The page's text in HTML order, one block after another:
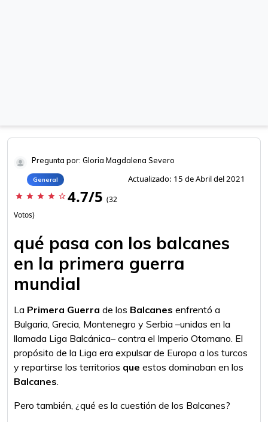
Pregunta por: Gloria Magdalena Severo
General Actualizado: 15 de Abril del 2021
star star star star star_border 4.7/5 (32
Votos)
qué pasa con los balcanes
en la primera guerra
mundial
La Primera Guerra de los Balcanes enfrentó a
Bulgaria, Grecia, Montenegro y Serbia –unidas en la
llamada Liga Balcánica– contra el Imperio Otomano. El
propósito de la Liga era expulsar de Europa a los turcos
y repartirse los territorios que estos dominaban en los
Balcanes.
Pero también, ¿qué es la cuestión de los Balcanes?